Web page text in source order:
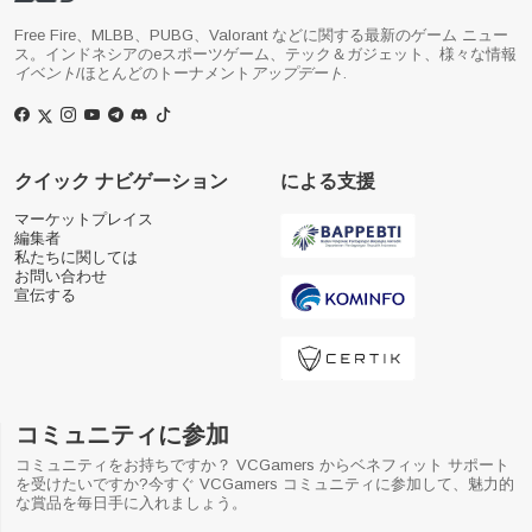
Free Fire、MLBB、PUBG、Valorant などに関する最新のゲーム ニュー
ス。インドネシアのeスポーツゲーム、テック＆ガジェット、様々な情報
イベント/ほとんどのトーナメント アップデート
クイック ナビゲーション
マーケットプレイス
編集者
私たちに関しては
お問い合わせ
宣伝する
による支援
コミュニティに参加
コミュニティをお持ちですか？ VCGamers からベネフィット サポート
を受けたいですか?今すぐ VCGamers コミュニティに参加して、魅力的
な賞品を毎日手に入れましょう。